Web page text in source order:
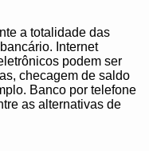
a totalidade das
Internet
podem ser
checagem de saldo
Banco por telefone
as alternativas de